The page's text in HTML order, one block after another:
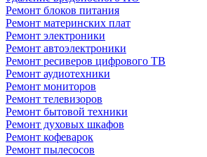
Ремонт блоков питания
Ремонт материнских плат
Ремонт электроники
Ремонт автоэлектроники
Ремонт ресиверов цифрового ТВ
Ремонт аудиотехники
Ремонт мониторов
Ремонт телевизоров
Ремонт бытовой техники
Ремонт духовых шкафов
Ремонт кофеварок
Ремонт пылесосов